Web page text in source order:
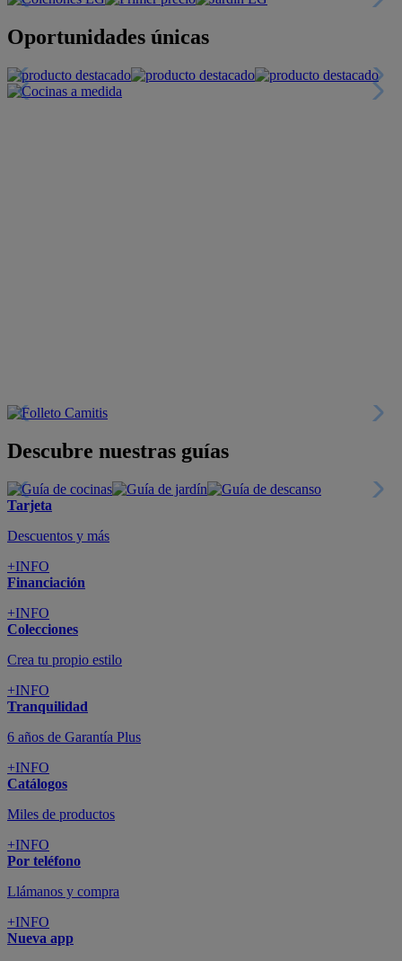
Oportunidades únicas
Descubre nuestras guías
Tarjeta
Descuentos y más
+INFO
Financiación
+INFO
Colecciones
Crea tu propio estilo
+INFO
Tranquilidad
6 años de Garantía Plus
+INFO
Catálogos
Miles de productos
+INFO
Por teléfono
Llámanos y compra
+INFO
Nueva app